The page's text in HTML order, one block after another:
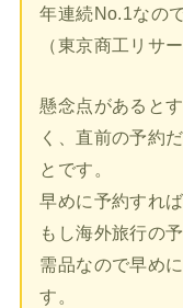
年連続No.1なの
（東京商工リサ
懸念点があると
く、直前の予約
とです。
早めに予約すれ
もし海外旅行の
需品なので早め
す。